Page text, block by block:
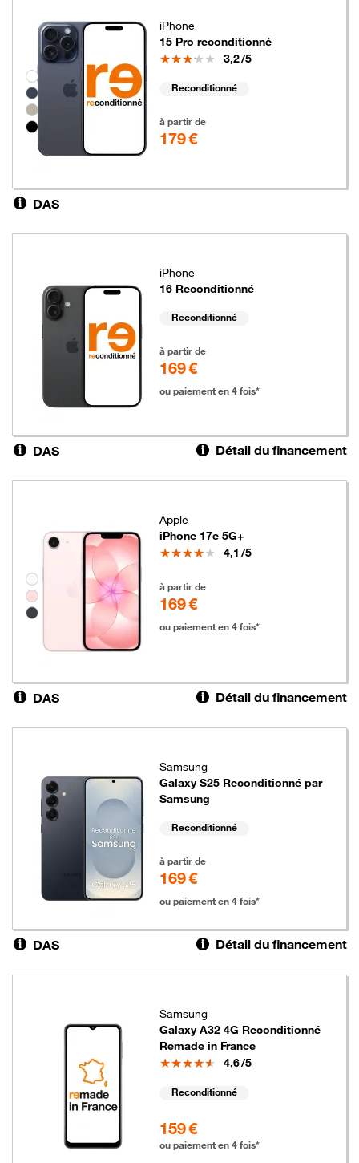
Groupe de couleurs disponibles non sélectionnables
iPhone
15 Pro reconditionné
Note
3,2/5
Reconditionné
à partir de
179 €
DAS
iPhone
16 Reconditionné
Reconditionné
à partir de
169 €
ou paiement en 4 fois*
DAS Détail du financement
Groupe de couleurs disponibles non sélectionnables
Apple
iPhone 17e 5G+
Note
4,1 /5
à partir de
169 €
ou paiement en 4 fois*
DAS Détail du financement
Samsung
Galaxy S25 Reconditionné par
Samsung
Reconditionné
à partir de
169 €
ou paiement en 4 fois*
DAS Détail du financement
Samsung
Galaxy A32 4G Reconditionné
Remade in France
Note
4,6/5
Reconditionné
159 €
ou paiement en 4 fois*